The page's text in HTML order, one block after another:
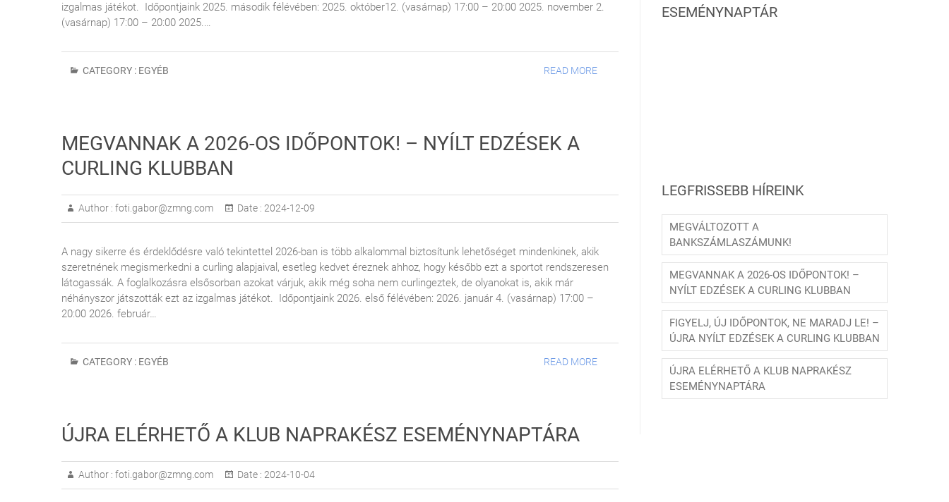
izgalmas játékot. Időpontjaink 2025. második félévében: 2025. október12. (vasárnap) 17:00 – 20:00 2025. november 2.
(vasárnap) 17:00 – 20:00 2025.…
CATEGORY : EGYÉB READ MORE
MEGVANNAK A 2026-OS IDŐPONTOK! – NYÍLT EDZÉSEK A
CURLING KLUBBAN
Author : foti.gabor@zmng.com Date : 2024-12-09
A nagy sikerre és érdeklődésre való tekintettel 2026-ban is több alkalommal biztosítunk lehetőséget mindenkinek, akik
szeretnének megismerkedni a curling alapjaival, esetleg kedvet éreznek ahhoz, hogy később ezt a sportot rendszeresen
látogassák. A foglalkozásra elsősorban azokat várjuk, akik még soha nem curlingeztek, de olyanokat is, akik már
néhányszor játszották ezt az izgalmas játékot. Időpontjaink 2026. első félévében: 2026. január 4. (vasárnap) 17:00 –
20:00 2026. február…
CATEGORY : EGYÉB READ MORE
ÚJRA ELÉRHETŐ A KLUB NAPRAKÉSZ ESEMÉNYNAPTÁRA
Author : foti.gabor@zmng.com Date : 2024-10-04
ESEMÉNYNAPTÁR
LEGFRISSEBB HÍREINK
MEGVÁLTOZOTT A
BANKSZÁMLASZÁMUNK!
MEGVANNAK A 2026-OS IDŐPONTOK! –
NYÍLT EDZÉSEK A CURLING KLUBBAN
FIGYELJ, ÚJ IDŐPONTOK, NE MARADJ LE! –
ÚJRA NYÍLT EDZÉSEK A CURLING KLUBBAN
ÚJRA ELÉRHETŐ A KLUB NAPRAKÉSZ
ESEMÉNYNAPTÁRA